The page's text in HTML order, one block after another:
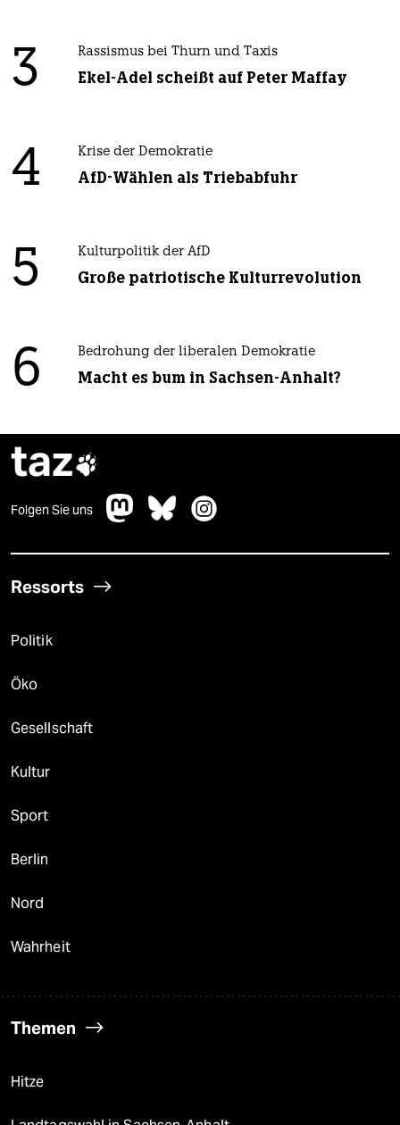
3 Rassismus bei Thurn und Taxis
Ekel-Adel scheißt auf Peter Maffay
4 Krise der Demokratie
AfD-Wählen als Triebabfuhr
5 Kulturpolitik der AfD
Große patriotische Kulturrevolution
6 Bedrohung der liberalen Demokratie
Macht es bum in Sachsen-Anhalt?
taz
Folgen Sie uns
Ressorts
Politik
Öko
Gesellschaft
Kultur
Sport
Berlin
Nord
Wahrheit
Themen
Hitze